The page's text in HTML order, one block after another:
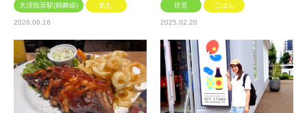
大須観音駅(鶴舞線) 飲む
2026.06.16
伏見 ごはん
2025.02.20